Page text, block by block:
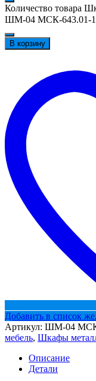
Количество товара
ШМ-04 МСК-643.01-
В корзину
Добавить в список
Артикул: ШМ-04 МСК-
мебель, Шкафы
Описание
Детали